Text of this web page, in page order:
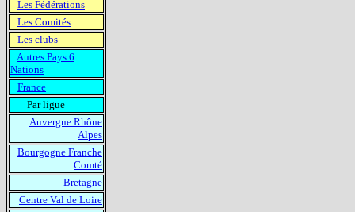
Les Fédérations
Les Comités
Les clubs
Autres Pays 6
Nations
France
Par ligue
Auvergne Rhône
Alpes
Bourgogne Franche
Comté
Bretagne
Centre Val de Loire